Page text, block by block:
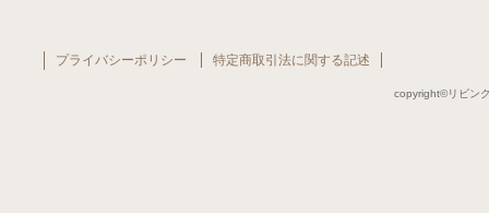
copyright©リビン
プライバシーポリシー 特定商取引法に関する記述